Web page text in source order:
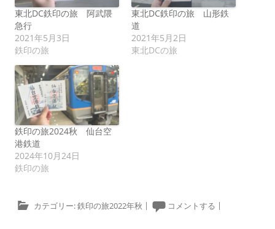
東北DC鉄印の旅 阿武隈
急行
2021年5月3日
鉄印の旅
東北DC鉄印の旅 山形鉄
道
2021年5月2日
東北DCの旅
鉄印の旅2024秋 仙台空
港鉄道
2024年10月24日
鉄印の旅
カテゴリー:鉄印の旅2022年秋 | コメントする |